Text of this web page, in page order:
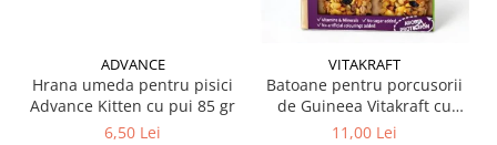
ADVANCE
Hrana umeda pentru pisici
Advance Kitten cu pui 85 gr
6,50 Lei
VITAKRAFT
Batoane pentru porcusorii
de Guineea Vitakraft cu
struguri & nuci 2 buc
11,00 Lei